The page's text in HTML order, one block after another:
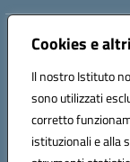
Cookies e
Il nostro Istituto
sono utilizzati
corretto
istituzionali e alla
Indirizzo:Via Cadore
Posta elettronica
Codice fiscale:
Codice meccanografico: